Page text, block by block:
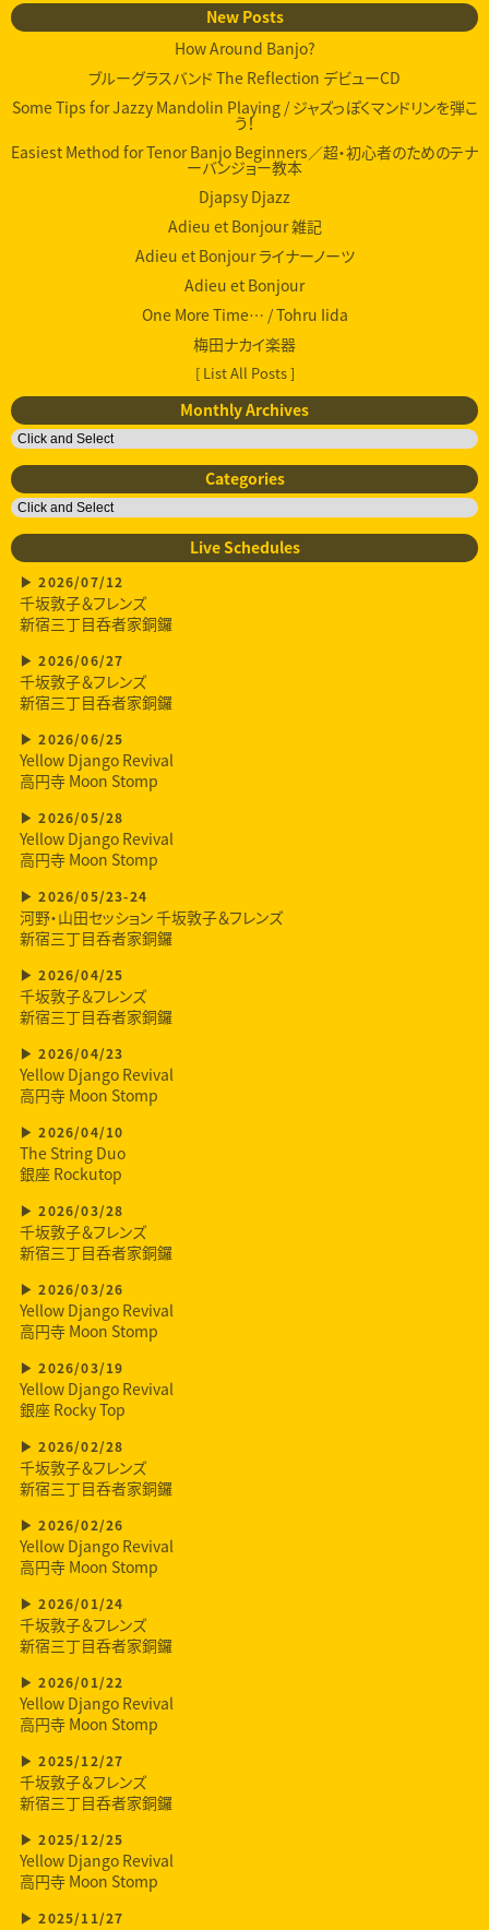
New Posts
How Around Banjo?
ブルーグラスバンド The Reflection デビューCD
Some Tips for Jazzy Mandolin Playing / ジャズっぽくマンドリンを弾こ
う！
Easiest Method for Tenor Banjo Beginners／超・初心者のためのテナ
ーバンジョー教本
Djapsy Djazz
Adieu et Bonjour 雑記
Adieu et Bonjour ライナーノーツ
Adieu et Bonjour
One More Time… / Tohru Iida
梅田ナカイ楽器
[ List All Posts ]
Monthly Archives
Categories
Live Schedules
2026/07/12
千坂敦子＆フレンズ
新宿三丁目呑者家銅鑼
2026/06/27
千坂敦子＆フレンズ
新宿三丁目呑者家銅鑼
2026/06/25
Yellow Django Revival
高円寺 Moon Stomp
2026/05/28
Yellow Django Revival
高円寺 Moon Stomp
2026/05/23-24
河野・山田セッション 千坂敦子＆フレンズ
新宿三丁目呑者家銅鑼
2026/04/25
千坂敦子＆フレンズ
新宿三丁目呑者家銅鑼
2026/04/23
Yellow Django Revival
高円寺 Moon Stomp
2026/04/10
The String Duo
銀座 Rockutop
2026/03/28
千坂敦子＆フレンズ
新宿三丁目呑者家銅鑼
2026/03/26
Yellow Django Revival
高円寺 Moon Stomp
2026/03/19
Yellow Django Revival
銀座 Rocky Top
2026/02/28
千坂敦子＆フレンズ
新宿三丁目呑者家銅鑼
2026/02/26
Yellow Django Revival
高円寺 Moon Stomp
2026/01/24
千坂敦子＆フレンズ
新宿三丁目呑者家銅鑼
2026/01/22
Yellow Django Revival
高円寺 Moon Stomp
2025/12/27
千坂敦子＆フレンズ
新宿三丁目呑者家銅鑼
2025/12/25
Yellow Django Revival
高円寺 Moon Stomp
2025/11/27